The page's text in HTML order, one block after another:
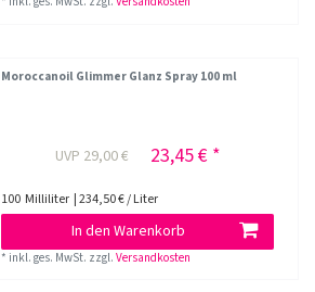
Moroccanoil Glimmer Glanz Spray 100 ml
UVP 29,00 € 23,45 € *
100 Milliliter | 234,50 € / Liter
In den Warenkorb
* inkl. ges. MwSt. zzgl.Versandkosten